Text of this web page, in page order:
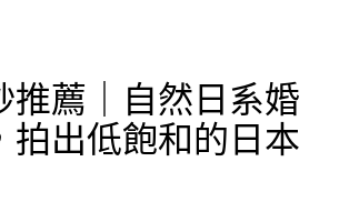
推薦｜自然日系婚
拍出低飽和的日本